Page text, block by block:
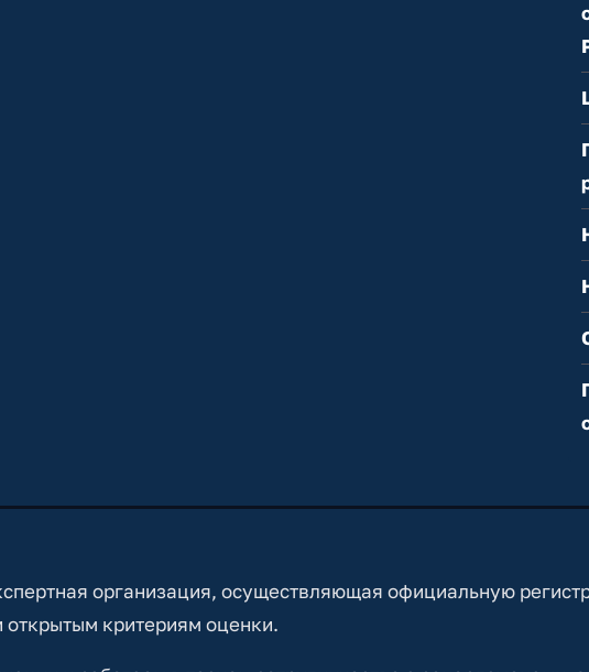
организация, осуществляющая официальную
критериям оценки.